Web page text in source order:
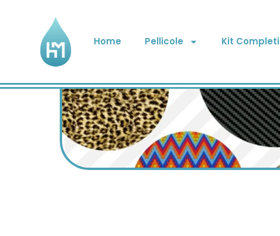
Home Pellicole Kit Completi